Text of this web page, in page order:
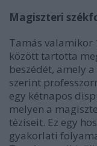
Magiszteri
Tamás valamikor
között tartotta
beszédét, amely
szerint
egy kétnapos
melyen a
téziseit. Ez egy
gyakorlati